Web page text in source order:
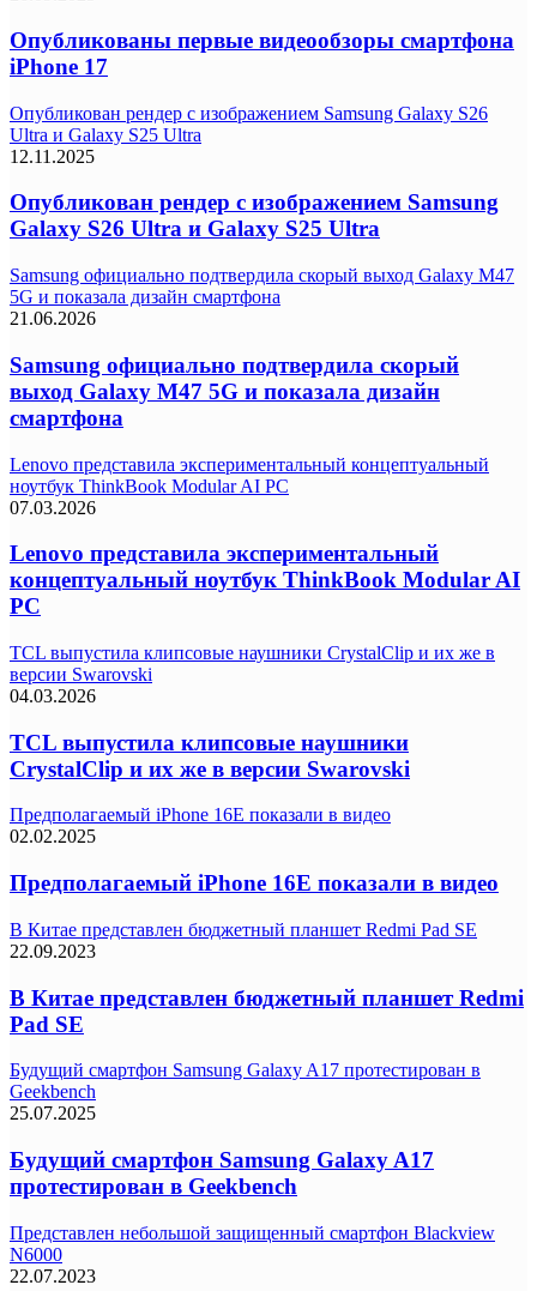
Опубликованы первые видеообзоры смартфона
iPhone 17
Опубликован рендер с изображением Samsung Galaxy S26
Ultra и Galaxy S25 Ultra
12.11.2025
Опубликован рендер с изображением Samsung
Galaxy S26 Ultra и Galaxy S25 Ultra
Samsung официально подтвердила скорый выход Galaxy M47
5G и показала дизайн смартфона
21.06.2026
Samsung официально подтвердила скорый
выход Galaxy M47 5G и показала дизайн
смартфона
Lenovo представила экспериментальный концептуальный
ноутбук ThinkBook Modular AI PC
07.03.2026
Lenovo представила экспериментальный
концептуальный ноутбук ThinkBook Modular AI
PC
TCL выпустила клипсовые наушники CrystalClip и их же в
версии Swarovski
04.03.2026
TCL выпустила клипсовые наушники
CrystalClip и их же в версии Swarovski
Предполагаемый iPhone 16E показали в видео
02.02.2025
Предполагаемый iPhone 16E показали в видео
В Китае представлен бюджетный планшет Redmi Pad SE
22.09.2023
В Китае представлен бюджетный планшет Redmi
Pad SE
Будущий смартфон Samsung Galaxy A17 протестирован в
Geekbench
25.07.2025
Будущий смартфон Samsung Galaxy A17
протестирован в Geekbench
Представлен небольшой защищенный смартфон Blackview
N6000
22.07.2023